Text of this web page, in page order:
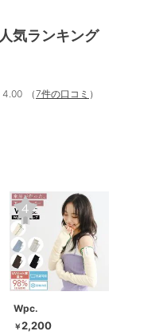
気ランキング
4.00
（7件の口コミ ）
Wpc.
￥2,200